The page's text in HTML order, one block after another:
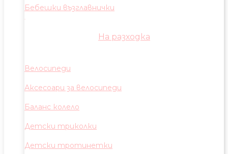
Бебешки възглавнички
На разходка
Велосипеди
Аксесоари за велосипеди
Баланс колело
Детски триколки
Детски тротинетки